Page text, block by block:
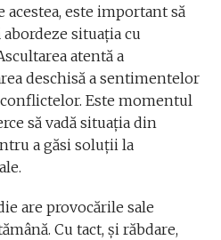
acestea, este important să
situația cu
atentă a
deschisă a sentimentelor
Este momentul
să vadă situația din
a găsi soluții la
are provocările sale
Cu tact, și răbdare,